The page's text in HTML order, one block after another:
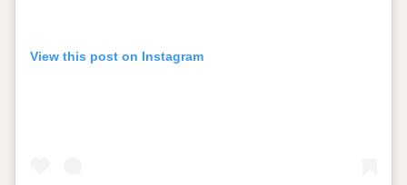
View this post on Instagram